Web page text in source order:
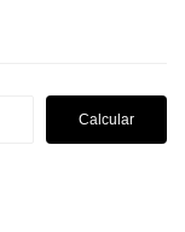
Calcular